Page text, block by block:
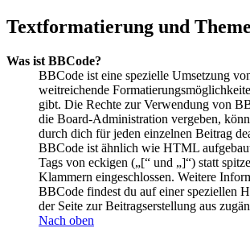
Textformatierung und
Was ist BBCode?
BBCode ist eine spezielle Umsetzung
weitreichende
gibt. Die Rechte zur Verwendung von
die Board-Administration vergeben,
durch dich für jeden einzelnen Beitrag
BBCode ist ähnlich wie HTML
Tags von eckigen („[“ und „]“) statt
Klammern eingeschlossen. Weitere
BBCode findest du auf einer speziellen
der Seite zur Beitragserstellung aus
Nach oben